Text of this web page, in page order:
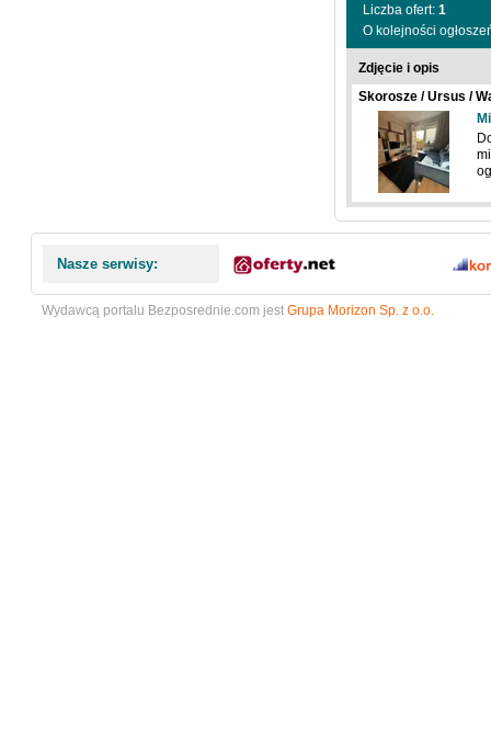
Liczba ofert: 1
O kolejności
Zdjęcie i opis
Skorosze / Ursus /
Nasze serwisy:
Wydawcą portalu Bezposrednie.com jest Grupa Morizon Sp. z o.o.